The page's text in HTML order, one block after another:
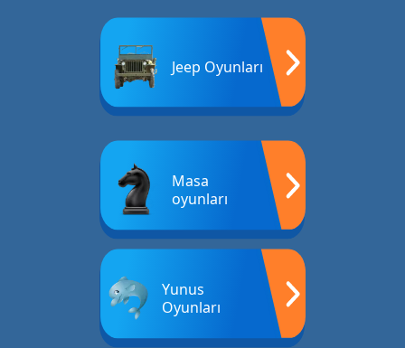
Jeep Oyunları
Masa
oyunları
Yunus
Oyunları